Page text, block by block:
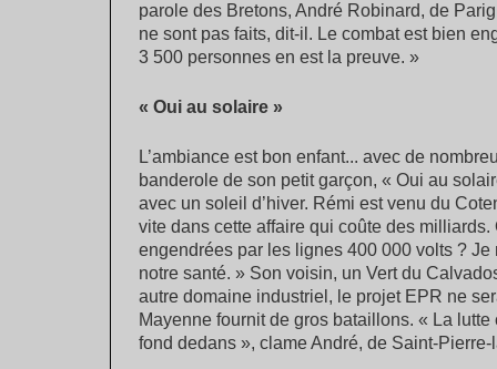
parole des Bretons, André Robinard, de
ne sont pas faits, dit-il. Le combat est bien
3 500 personnes en est la preuve. »
« Oui au solaire »
L’ambiance est bon enfant... avec de
banderole de son petit garçon, « Oui au
avec un soleil d’hiver. Rémi est venu du
vite dans cette affaire qui coûte des
engendrées par les lignes 400 000 volts ?
notre santé. » Son voisin, un Vert du
autre domaine industriel, le projet EPR ne
Mayenne fournit de gros bataillons. « La
fond dedans », clame André, de Saint-Pierre-